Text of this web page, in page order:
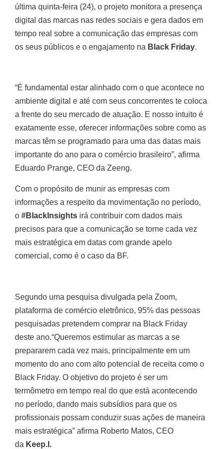
última quinta-feira (24), o projeto monitora a presença
digital das marcas nas redes sociais e gera dados em
tempo real sobre a comunicação das empresas com
os seus públicos e o engajamento na Black Friday.
“É fundamental estar alinhado com o que acontece no
ambiente digital e até com seus concorrentes te coloca
a frente do seu mercado de atuação. E nosso intuito é
exatamente esse, oferecer informações sobre como as
marcas têm se programado para uma das datas mais
importante do ano para o comércio brasileiro”, afirma
Eduardo Prange, CEO da Zeeng.
Com o propósito de munir as empresas com
informações a respeito da movimentação no período,
o #BlackInsights irá contribuir com dados mais
precisos para que a comunicação se torne cada vez
mais estratégica em datas com grande apelo
comercial, como é o caso da BF.
Segundo uma pesquisa divulgada pela Zoom,
plataforma de comércio eletrônico, 95% das pessoas
pesquisadas pretendem comprar na Black Friday
deste ano.“Queremos estimular as marcas a se
prepararem cada vez mais, principalmente em um
momento do ano com alto potencial de receita como o
Black Friday. O objetivo do projeto é ser um
termômetro em tempo real do que está acontecendo
no período, dando mais subsídios para que os
profissionais possam conduzir suas ações de maneira
mais estratégica” afirma Roberto Matos, CEO
da Keep.I.